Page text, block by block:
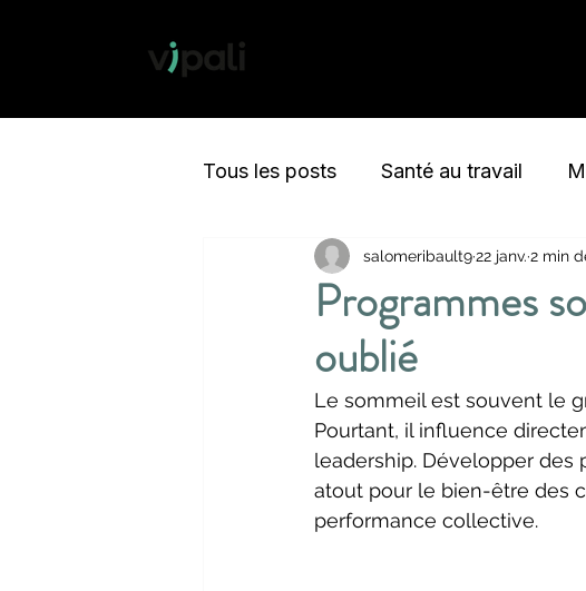
Tous les posts Santé au travail
Environnement Métabolisme
Objectifs Résilience
Programmes
oublié
salomeribault922 janv. 2 min
Le sommeil est souvent le
Pourtant, il influence
leadership. Développer des
atout pour le bien-être des
performance collective.